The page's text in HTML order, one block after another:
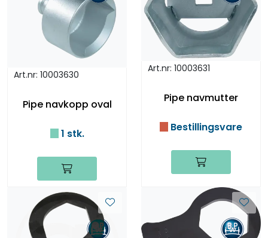
Art.nr: 10003630
Pipe navkopp oval
1 stk.
Art.nr: 10003631
Pipe navmutter
Bestillingsvare